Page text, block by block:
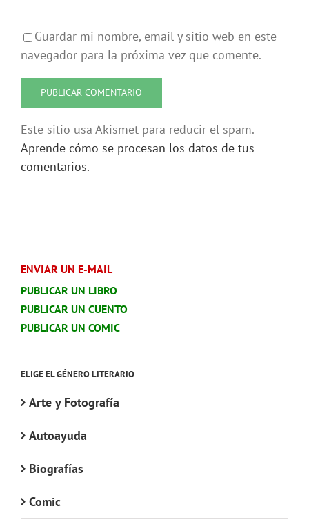
Guardar mi nombre, email y sitio web en este
navegador para la próxima vez que comente.
Este sitio usa Akismet para reducir el spam.
Aprende cómo se procesan los datos de tus
comentarios.
ENVIAR UN E-MAIL
PUBLICAR UN LIBRO
PUBLICAR UN CUENTO
PUBLICAR UN COMIC
ELIGE EL GÉNERO LITERARIO
Arte y Fotografía
Autoayuda
Biografías
Comic